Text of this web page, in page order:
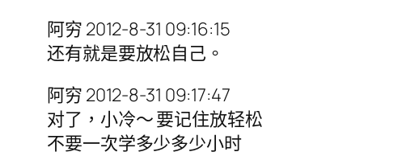
阿穷 2012-8-31 09:16:15
还有就是要放松自己。
阿穷 2012-8-31 09:17:47
对了，小冷～ 要记住放轻松
不要一次学多少多少小时